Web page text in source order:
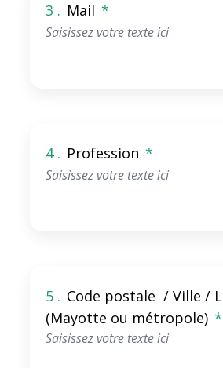
3 . Mail *
4 . Profession *
5 . Code postale / Ville /
(Mayotte ou métropole) *